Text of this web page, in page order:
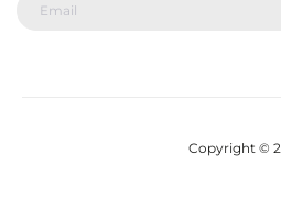
Copyright ©